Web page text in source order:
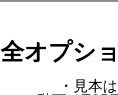
全オプシ
・見本